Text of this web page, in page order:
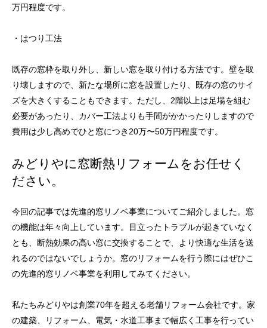
万円程度です。
・はつり工法
既存の窓枠を取り外し、新しい窓を取り付ける方法です。壁を取
り壊しますので、新たな場所に窓を設置したり、既存の窓のサイ
ズを大きくすることもできます。ただし、2階以上は足場を組む
必要があったり、カバー工法よりも手間がかかったりしますので
費用は少し高めでひと窓につき20万〜50万円程度です。
みどりやに窓断熱リフォームをお任せく
ださい。
今回の記事では先進的窓リノベ事業についてご紹介しました。窓
の機能は年々向上しています。目立ったトラブルが起きていなく
とも、断熱効果の高い窓に交換することで、より快適な生活を送
れるのではないでしょうか。窓のリフォームを行う際にはぜひこ
の先進的窓リノベ事業を利用してみてください。
私たちみどりやは創業70年を超える老舗リフォーム会社です。家
の建築、リフォーム、電気・水道工事まで幅広く工事を行ってい